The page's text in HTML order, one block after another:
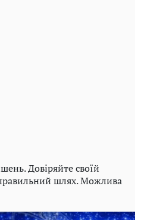
Довіряйте своїй
шлях. Можлива